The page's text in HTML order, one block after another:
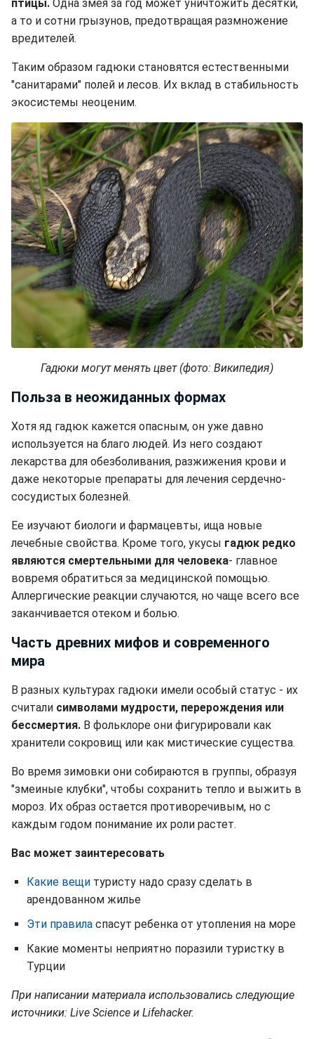
птицы. Одна змея за год может уничтожить десятки,
а то и сотни грызунов, предотвращая размножение
вредителей.
Таким образом гадюки становятся естественными
"санитарами" полей и лесов. Их вклад в стабильность
экосистемы неоценим.
Гадюки могут менять цвет (фото: Википедия)
Польза в неожиданных формах
Хотя яд гадюк кажется опасным, он уже давно
используется на благо людей. Из него создают
лекарства для обезболивания, разжижения крови и
даже некоторые препараты для лечения сердечно-
сосудистых болезней.
Ее изучают биологи и фармацевты, ища новые
лечебные свойства. Кроме того, укусы гадюк редко
являются смертельными для человека- главное
вовремя обратиться за медицинской помощью.
Аллергические реакции случаются, но чаще всего все
заканчивается отеком и болью.
Часть древних мифов и современного
мира
В разных культурах гадюки имели особый статус - их
считали символами мудрости, перерождения или
бессмертия. В фольклоре они фигурировали как
хранители сокровищ или как мистические существа.
Во время зимовки они собираются в группы, образуя
"змеиные клубки", чтобы сохранить тепло и выжить в
мороз. Их образ остается противоречивым, но с
каждым годом понимание их роли растет.
Вас может заинтересовать
Какие вещи туристу надо сразу сделать в
арендованном жилье
Эти правила спасут ребенка от утопления на море
Какие моменты неприятно поразили туристку в
Турции
При написании материала использовались следующие
источники: Live Science и Lifehacker.